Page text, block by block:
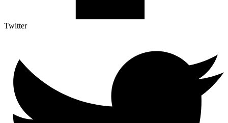
Twitter